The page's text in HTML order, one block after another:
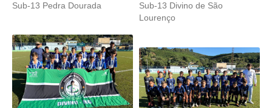
Sub-13 Pedra Dourada
Sub-13 Divino de São
Lourenço